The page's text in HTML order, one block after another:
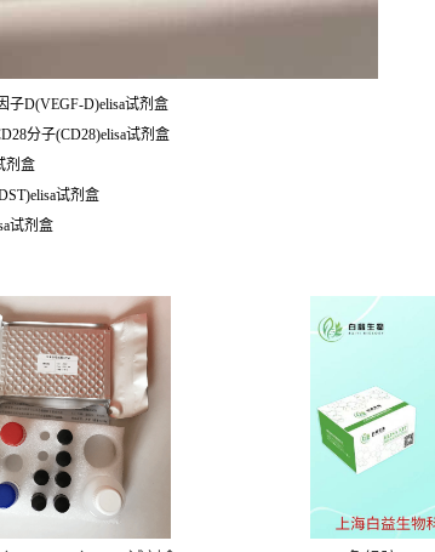
子D(VEGF-D)elisa试剂盒
分子(CD28)elisa试剂盒
剂盒
试剂盒
试剂盒